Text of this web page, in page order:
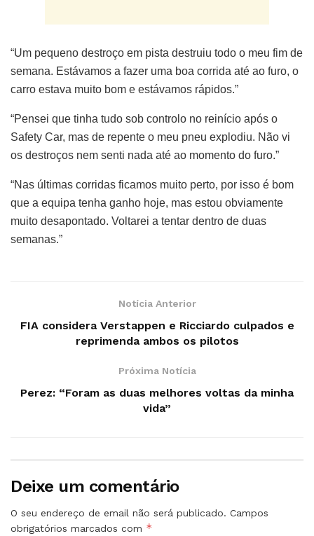
“Um pequeno destroço em pista destruiu todo o meu fim de
semana. Estávamos a fazer uma boa corrida até ao furo, o
carro estava muito bom e estávamos rápidos.”
“Pensei que tinha tudo sob controlo no reinício após o
Safety Car, mas de repente o meu pneu explodiu. Não vi
os destroços nem senti nada até ao momento do furo.”
“Nas últimas corridas ficamos muito perto, por isso é bom
que a equipa tenha ganho hoje, mas estou obviamente
muito desapontado. Voltarei a tentar dentro de duas
semanas.”
Notícia Anterior
FIA considera Verstappen e Ricciardo culpados e
reprimenda ambos os pilotos
Próxima Notícia
Perez: “Foram as duas melhores voltas da minha
vida”
Deixe um comentário
O seu endereço de email não será publicado. Campos
obrigatórios marcados com *